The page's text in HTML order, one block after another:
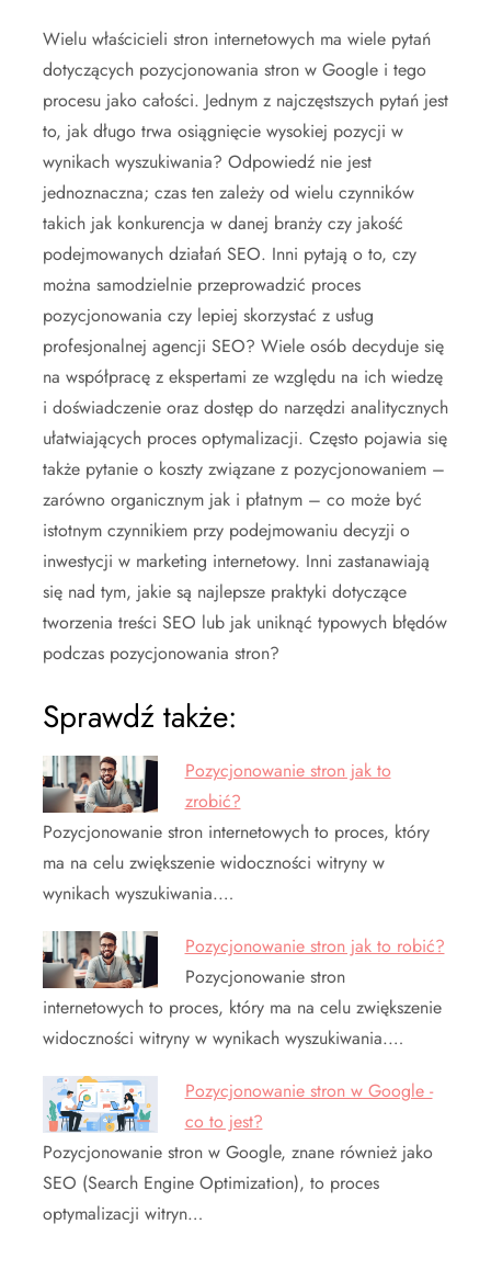
Wielu właścicieli stron internetowych ma wiele pytań
dotyczących pozycjonowania stron w Google i tego
procesu jako całości. Jednym z najczęstszych pytań jest
to, jak długo trwa osiągnięcie wysokiej pozycji w
wynikach wyszukiwania? Odpowiedź nie jest
jednoznaczna; czas ten zależy od wielu czynników
takich jak konkurencja w danej branży czy jakość
podejmowanych działań SEO. Inni pytają o to, czy
można samodzielnie przeprowadzić proces
pozycjonowania czy lepiej skorzystać z usług
profesjonalnej agencji SEO? Wiele osób decyduje się
na współpracę z ekspertami ze względu na ich wiedzę
i doświadczenie oraz dostęp do narzędzi analitycznych
ułatwiających proces optymalizacji. Często pojawia się
także pytanie o koszty związane z pozycjonowaniem –
zarówno organicznym jak i płatnym – co może być
istotnym czynnikiem przy podejmowaniu decyzji o
inwestycji w marketing internetowy. Inni zastanawiają
się nad tym, jakie są najlepsze praktyki dotyczące
tworzenia treści SEO lub jak uniknąć typowych błędów
podczas pozycjonowania stron?
Sprawdź także:
Pozycjonowanie stron jak to
zrobić?
Pozycjonowanie stron internetowych to proces, który
ma na celu zwiększenie widoczności witryny w
wynikach wyszukiwania.…
Pozycjonowanie stron jak to robić?
Pozycjonowanie stron
internetowych to proces, który ma na celu zwiększenie
widoczności witryny w wynikach wyszukiwania.…
Pozycjonowanie stron w Google -
co to jest?
Pozycjonowanie stron w Google, znane również jako
SEO (Search Engine Optimization), to proces
optymalizacji witryn…